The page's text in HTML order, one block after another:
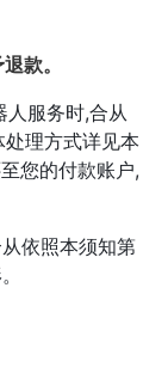
款。
服务时,合从
理方式详见本
您的付款账户,
依照本须知第